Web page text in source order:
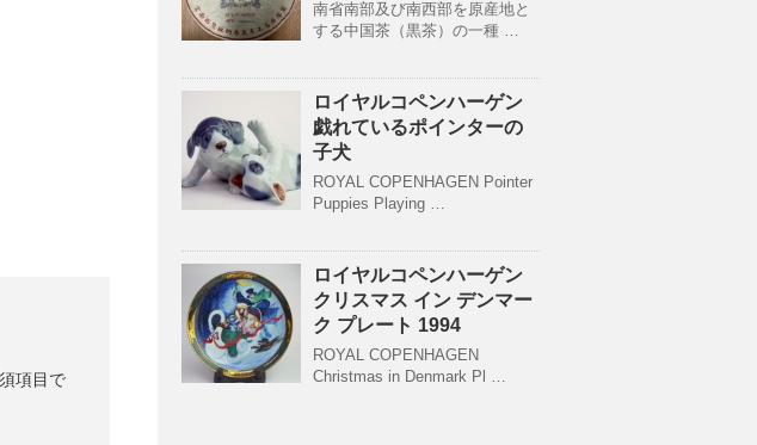
項目で
南省南部及び南西部を原産地と
する中国茶（黒茶）の一種 …
ロイヤルコペンハーゲン
戯れているポインターの
子犬
ROYAL COPENHAGEN Pointer
Puppies Playing …
ロイヤルコペンハーゲン
クリスマス イン デンマー
ク プレート 1994
ROYAL COPENHAGEN
Christmas in Denmark Pl …